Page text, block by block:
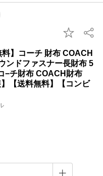
料】コーチ 財布 COACH
ンドファスナー長財布 5
−チ財布 COACH財布
【送料無料】【コンビ